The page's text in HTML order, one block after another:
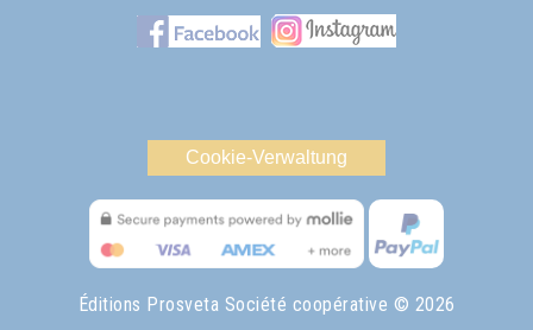
Cookie-Verwaltung
Éditions Prosveta Société coopérative © 2026